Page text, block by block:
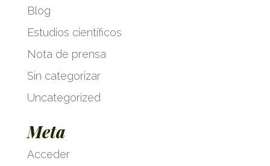
Blog
Estudios científicos
Nota de prensa
Sin categorizar
Uncategorized
Meta
Acceder